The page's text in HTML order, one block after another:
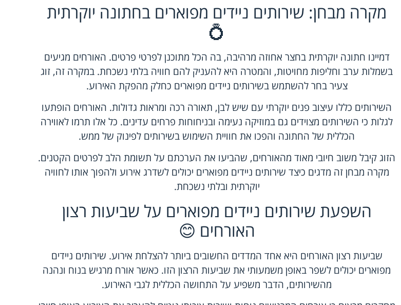
מקרה מבחן: שירותים ניידים מפוארים בחתונה יוקרתית
💍
דמיינו חתונה יוקרתית בחצר אחוזה מרהיבה, בה הכל מתוכנן לפרטי פרטים. האורחים מגיעים
בשמלות ערב וחליפות מחויטות, והמטרה היא להעניק להם חוויה בלתי נשכחת. במקרה זה, זוג
צעיר בחר להשתמש בשירותים ניידים מפוארים כחלק מהפקת האירוע.
השירותים כללו עיצוב פנים יוקרתי עם שיש לבן, תאורה רכה ומראות גדולות. האורחים הופתעו
לגלות כי השירותים מצוידים גם במוזיקה נעימה ובניחוחות פרחים עדינים. כל אלו תרמו לאווירה
הכללית של החתונה והפכו את חוויית השימוש בשירותים לפינוק של ממש.
הזוג קיבל משוב חיובי מאוד מהאורחים, שהביעו את הערכתם על תשומת הלב לפרטים הקטנים.
מקרה מבחן זה מדגים כיצד שירותים ניידים מפוארים יכולים לשדרג אירוע ולהפוך אותו לחוויה
יוקרתית ובלתי נשכחת.
השפעת שירותים ניידים מפוארים על שביעות רצון
האורחים 😊
שביעות רצון האורחים היא אחד המדדים החשובים ביותר להצלחת אירוע. שירותים ניידים
מפוארים יכולים לשפר באופן משמעותי את שביעות הרצון הזו. כאשר אורח מרגיש בנוח ונהנה
מהשירותים, הדבר משפיע על התחושה הכללית לגבי האירוע.